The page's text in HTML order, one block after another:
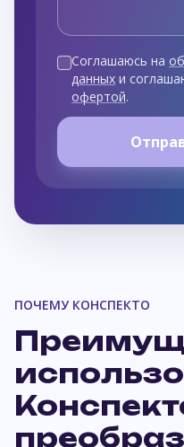
Соглашаюсь на
данных и
офертой.
ПОЧЕМУ КОНСПЕКТО